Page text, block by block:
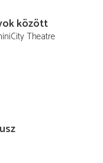
között
Theatre